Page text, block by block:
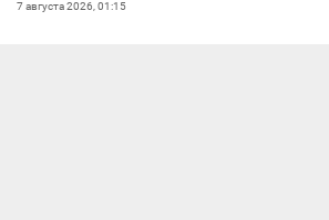
7 августа 2026, 01:15